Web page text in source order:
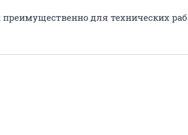
для технических